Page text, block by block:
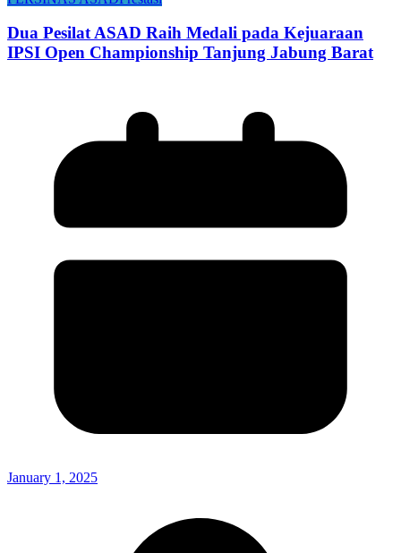
Dua Pesilat ASAD Raih Medali pada Kejuaraan
IPSI Open Championship Tanjung Jabung Barat
January 1, 2025